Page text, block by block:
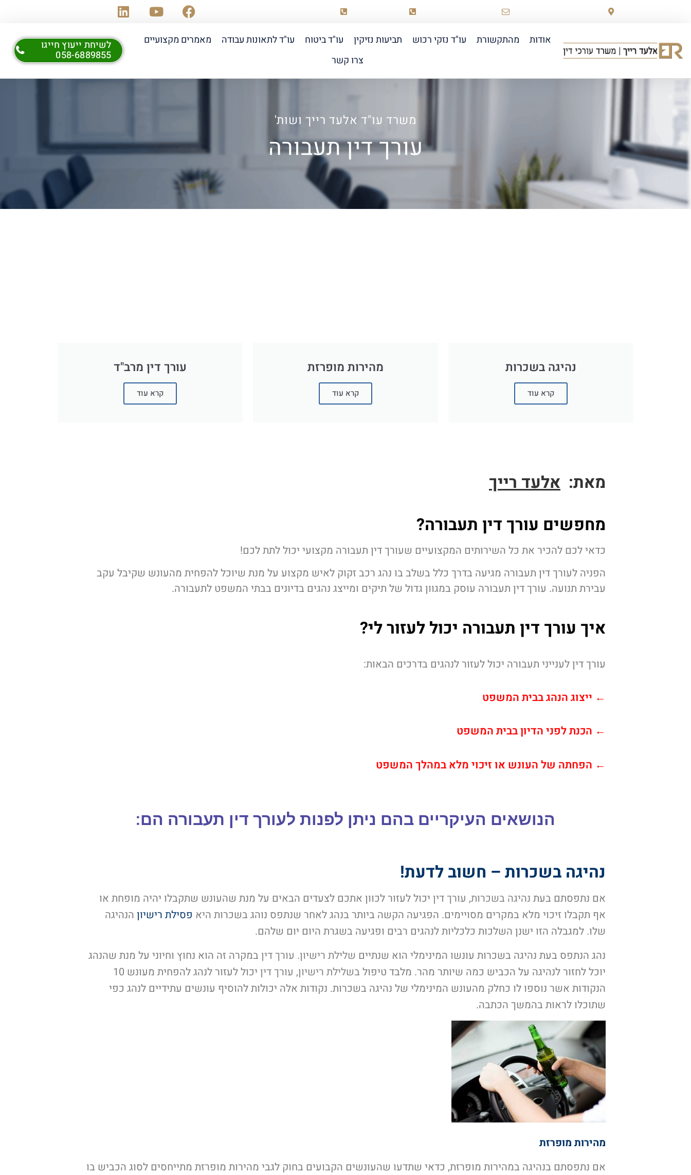
אודות מהתקשורת עו"ד נזקי רכוש תביעות נזיקין עו"ד ביטוח עו"ד לתאונות עבודה
מאמרים מקצועיים
צרו קשר
לשיחת ייעוץ חייגו
058-6889855
משרד עו"ד אלעד רייך ושות'
עורך דין תעבורה
נהיגה בשכרות
קרא עוד
מהירות מופרזת
קרא עוד
עורך דין מרב"ד
קרא עוד
מאת: אלעד רייך
מחפשים עורך דין תעבורה?
כדאי לכם להכיר את כל השירותים המקצועיים שעורך דין תעבורה מקצועי יכול לתת לכם!
הפניה לעורך דין תעבורה מגיעה בדרך כלל בשלב בו נהג רכב זקוק לאיש מקצוע על מנת שיוכל להפחית מהעונש שקיבל עקב
עבירת תנועה. עורך דין תעבורה עוסק במגוון גדול של תיקים ומייצג נהגים בדיונים בבתי המשפט לתעבורה.
איך עורך דין תעבורה יכול לעזור לי?
עורך דין לענייני תעבורה יכול לעזור לנהגים בדרכים הבאות:
← ייצוג הנהג בבית המשפט
← הכנת לפני הדיון בבית המשפט
← הפחתה של העונש או זיכוי מלא במהלך המשפט
הנושאים העיקריים בהם ניתן לפנות לעורך דין תעבורה הם:
נהיגה בשכרות – חשוב לדעת!
אם נתפסתם בעת נהיגה בשכרות, עורך דין יכול לעזור לכוון אתכם לצעדים הבאים על מנת שהעונש שתקבלו יהיה מופחת או
אף תקבלו זיכוי מלא במקרים מסויימים. הפגיעה הקשה ביותר בנהג לאחר שנתפס נוהג בשכרות היא פסילת רישיון הנהיגה
שלו. למגבלה הזו ישנן השלכות כלכליות לנהגים רבים ופגיעה בשגרת היום יום שלהם.
נהג הנתפס בעת נהיגה בשכרות עונשו המינימלי הוא שנתיים שלילת רישיון. עורך דין במקרה זה הוא נחוץ וחיוני על מנת שהנהג
יוכל לחזור לנהיגה על הכביש כמה שיותר מהר. מלבד טיפול בשלילת רישיון, עורך דין
יכול לעזור לנהג להפחית מעונש 10
הנקודות אשר נוספו לו כחלק מהעונש המינימלי של נהיגה בשכרות. נקודות אלה יכולות להוסיף עונשים עתידיים לנהג כפי
שתוכלו לראות בהמשך הכתבה.
מהירות מופרזת
אם נתפסתם בנהיגה במהירות מופרזת, כדאי שתדעו שהעונשים הקבועים בחוק לגבי מהירות מופרזת מתייחסים לסוג הכביש בו